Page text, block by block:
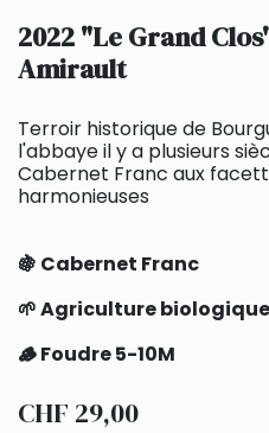
2022 "Le Grand
Amirault
Terroir historique de
l'abbaye il y a plusieurs
Cabernet Franc aux
harmonieuses
🍇 Cabernet Franc
🌱 Agriculture biologique
🪵 Foudre 5-10M
CHF 29,00